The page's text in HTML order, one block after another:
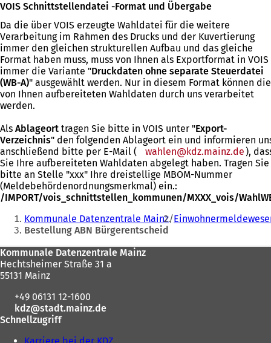
n
t
i
n
e
n
e
e
u
e
n
T
a
b
)
f
n
e
t
i
n
e
i
n
n
e
u
e
n
T
a
b
)
VOIS Schnittstellendatei -Format und Übergabe
Da die über VOIS erzeugte Wahldatei für die weitere
Verarbeitung im Rahmen des Drucks und der Kuvertierung
immer den gleichen strukturellen Aufbau und das gleiche
Format haben muss, muss von Ihnen als Exportformat in VOIS
immer die Variante "Druckdaten ohne separate Steuerdatei
(WB-A)" ausgewählt werden. Nur in diesem Format können die
von Ihnen aufbereiteten Wahldaten durch uns verarbeitet
werden.
Als Ablageort tragen Sie bitte in VOIS unter "Export-
Verzeichnis" den folgenden Ablageort ein und informieren
anschließend bitte per E-Mail (
wahlen kdz.mainz de),
Sie Ihre aufbereiteten Wahldaten abgelegt haben. Tragen Sie
bitte an Stelle "xxx" Ihre dreistellige MBOM-Nummer
(Meldebehördenordnungsmerkmal) ein.:
/IMPORT/vois_schnittstellen_kommunen/MXXX_vois/
Sie
befinden
sich
hier:
Kommunale Datenzentrale Mainz
Bestellung ABN Bürgerentscheid
Fußbereich
Kommunale Datenzentrale Mainz
Hechtsheimer Straße 31 a
55131 Mainz
+49 06131 12-1600
kdz
stadt.mainz de
Schnellzugriff